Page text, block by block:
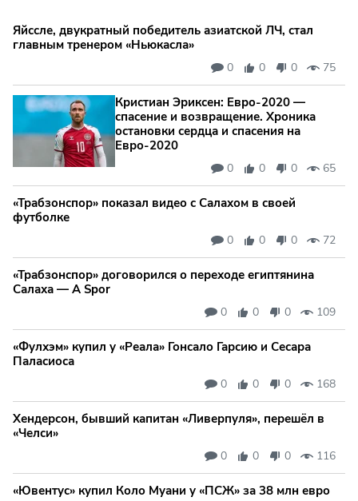
Яйссле, двукратный победитель азиатской ЛЧ, стал
главным тренером «Ньюкасла»
0 0 0 75
Кристиан Эриксен: Евро‑2020 —
спасение и возвращение. Хроника
остановки сердца и спасения на
Евро‑2020
0 0 0 65
«Трабзонспор» показал видео с Салахом в своей
футболке
0 0 0 72
«Трабзонспор» договорился о переходе египтянина
Салаха — A Spor
0 0 0 109
«Фулхэм» купил у «Реала» Гонсало Гарсию и Сесара
Паласиоса
0 0 0 168
Хендерсон, бывший капитан «Ливерпуля», перешёл в
«Челси»
0 0 0 116
«Ювентус» купил Коло Муани у «ПСЖ» за 38 млн евро